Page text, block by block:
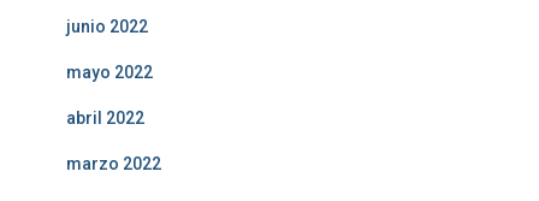
junio 2022
mayo 2022
abril 2022
marzo 2022